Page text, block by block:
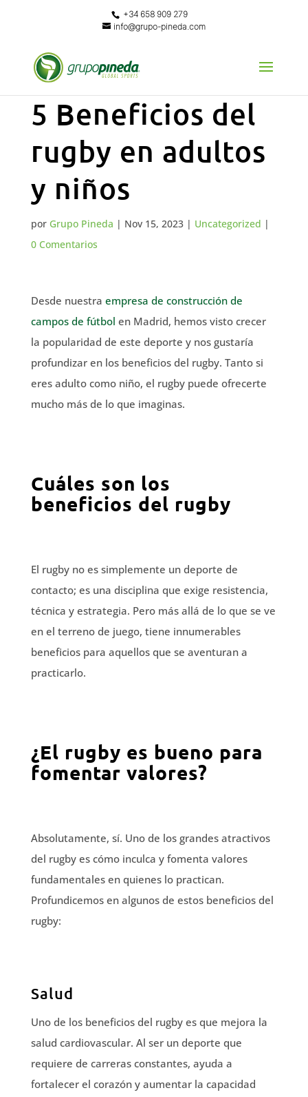
+34 658 909 279
info@grupo-pineda.com
5 Beneficios del
rugby en adultos
y niños
por Grupo Pineda | Nov 15, 2023| Uncategorized |
0 Comentarios
Desde nuestra empresa de construcción de
campos de fútbol en Madrid, hemos visto crecer
la popularidad de este deporte y nos gustaría
profundizar en los beneficios del rugby. Tanto si
eres adulto como niño, el rugby puede ofrecerte
mucho más de lo que imaginas.
Cuáles son los
beneficios del rugby
El rugby no es simplemente un deporte de
contacto; es una disciplina que exige resistencia,
técnica y estrategia. Pero más allá de lo que se ve
en el terreno de juego, tiene innumerables
beneficios para aquellos que se aventuran a
practicarlo.
¿El rugby es bueno para
fomentar valores?
Absolutamente, sí. Uno de los grandes atractivos
del rugby es cómo inculca y fomenta valores
fundamentales en quienes lo practican.
Profundicemos en algunos de estos beneficios del
rugby:
Salud
Uno de los beneficios del rugby es que mejora la
salud cardiovascular. Al ser un deporte que
requiere de carreras constantes, ayuda a
fortalecer el corazón y aumentar la capacidad